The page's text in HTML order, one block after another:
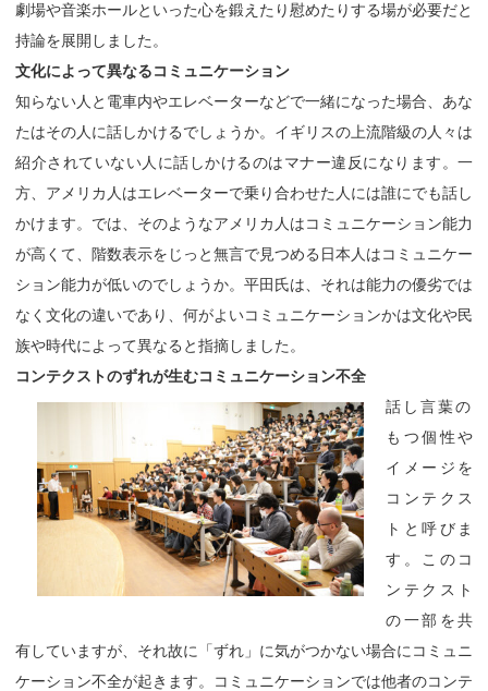
劇場や音楽ホールといった心を鍛えたり慰めたりする場が必要だと
持論を展開しました。
文化によって異なるコミュニケーション
知らない人と電車内やエレベーターなどで一緒になった場合、あな
たはその人に話しかけるでしょうか。イギリスの上流階級の人々は
紹介されていない人に話しかけるのはマナー違反になります。一
方、アメリカ人はエレベーターで乗り合わせた人には誰にでも話し
かけます。では、そのようなアメリカ人はコミュニケーション能力
が高くて、階数表示をじっと無言で見つめる日本人はコミュニケー
ション能力が低いのでしょうか。平田氏は、それは能力の優劣では
なく文化の違いであり、何がよいコミュニケーションかは文化や民
族や時代によって異なると指摘しました。
コンテクストのずれが生むコミュニケーション不全
話し言葉の
もつ個性や
イメージを
コンテクス
トと呼びま
す。このコ
ンテクスト
の一部を共
有していますが、それ故に「ずれ」に気がつかない場合にコミュニ
ケーション不全が起きます。コミュニケーションでは他者のコンテ